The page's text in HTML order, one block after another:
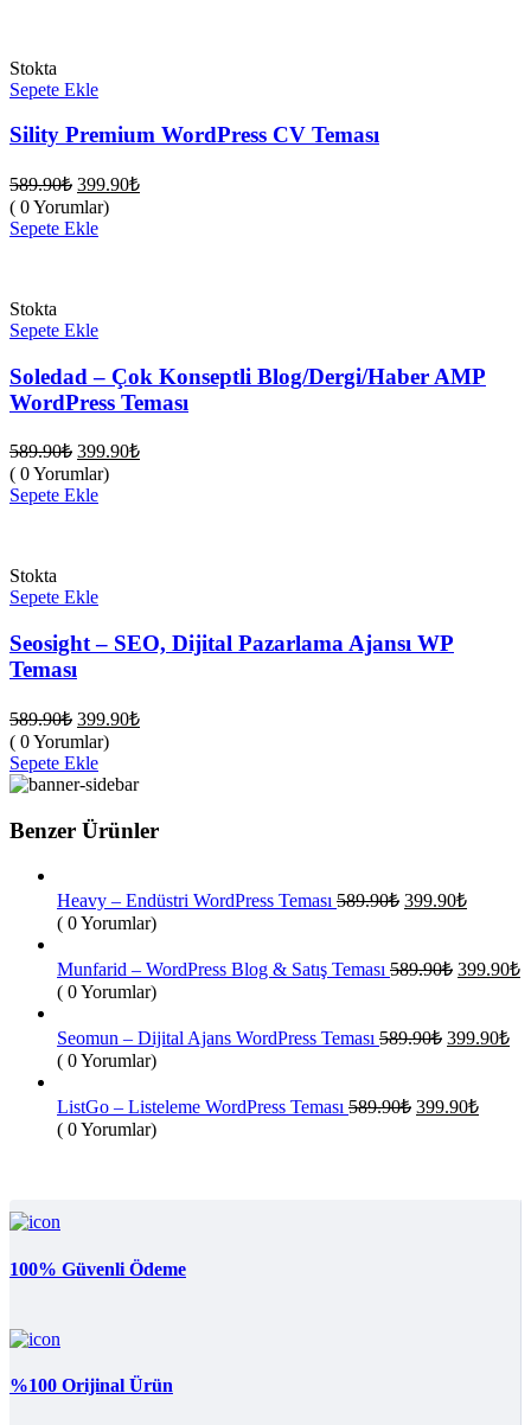
Stokta
Sepete Ekle
Sility Premium WordPress CV Teması
589.90₺ Orijinal
fiyat:
589.90₺.
399.90₺Şu
( 0 Yorumlar)
Sepete Ekle
Stokta
Sepete Ekle
Soledad – Çok Konseptli Blog/Dergi/Haber AMP
WordPress Teması
589.90₺ Orijinal
fiyat:
589.90₺.
399.90₺Şu
( 0 Yorumlar)
Sepete Ekle
Stokta
Sepete Ekle
Seosight – SEO, Dijital Pazarlama Ajansı WP
Teması
589.90₺ Orijinal
fiyat:
589.90₺.
399.90₺Şu
399.90₺.
( 0 Yorumlar)
Sepete Ekle
Benzer Ürünler
Heavy – Endüstri WordPress Teması 589.90₺ Orijinal
399.90₺Şu
( 0 Yorumlar)
Munfarid – WordPress Blog & Satış Teması 589.90₺ Orijinal
399.90₺
( 0 Yorumlar)
Seomun – Dijital Ajans WordPress Teması 589.90₺ Orijinal
399.90₺Şu
( 0 Yorumlar)
ListGo – Listeleme WordPress Teması 589.90₺ Orijinal
399.90₺Şu
( 0 Yorumlar)
100% Güvenli Ödeme
%100 Orijinal Ürün